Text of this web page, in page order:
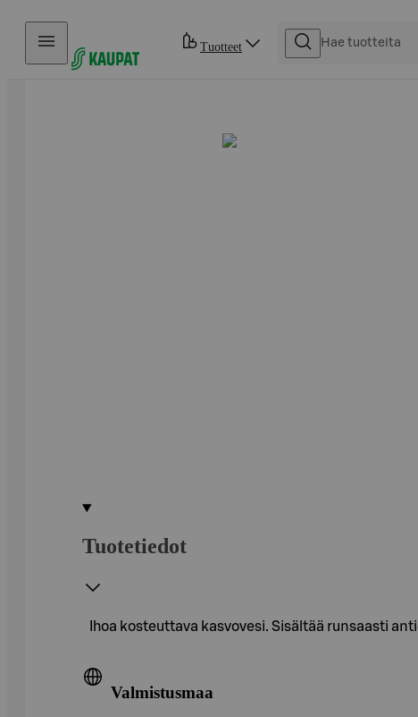
Hyppää sisältöön
Tuotteet
Tuotetiedot
Ihoa kosteuttava kasvovesi. Sisältää runsaasti
Valmistusmaa